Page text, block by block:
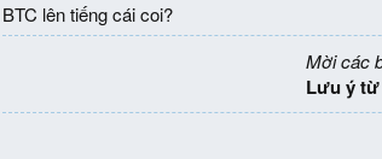
BTC lên tiếng cái coi?
Mời các
Lưu ý từ